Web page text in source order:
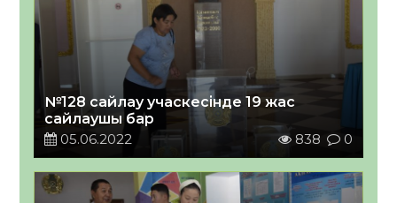
№128 сайлау учаскесінде 19 жас
сайлаушы бар
05.06.2022
838 0